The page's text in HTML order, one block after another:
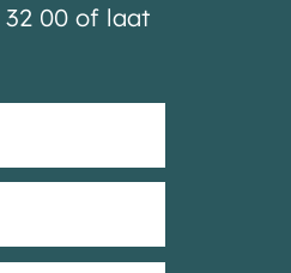
32 00 of laat